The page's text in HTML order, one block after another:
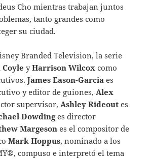
Cho mientras trabajan juntos
tanto grandes como
su ciudad.
Branded Television, la serie
CoyleyHarrison Wilcoxcomo
James Eason-Garciaes
y editor de guiones, Alex
supervisor, Ashley Rideout es
Dowdinges director
Margeson es el compositor de
Mark Hoppus, nominado a los
compuso e interpretó el tema